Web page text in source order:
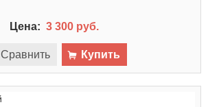
Цена: 3 300 руб.
Сравнить Купить